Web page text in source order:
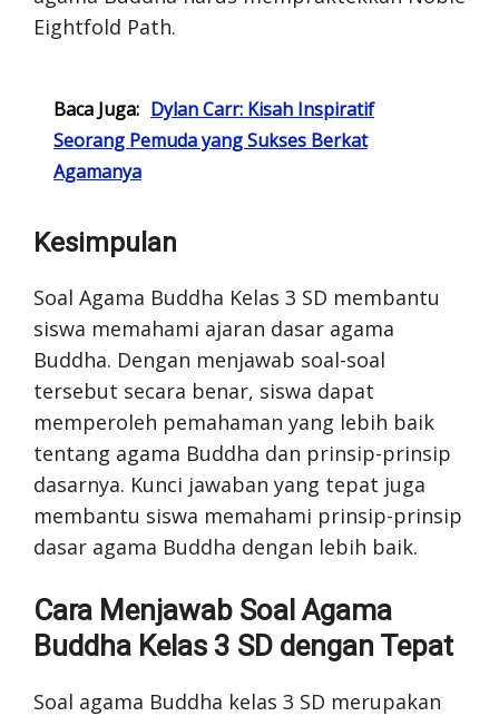
Eightfold Path.
Baca Juga: Dylan Carr: Kisah Inspiratif
Seorang Pemuda yang Sukses Berkat
Agamanya
Kesimpulan
Soal Agama Buddha Kelas 3 SD membantu
siswa memahami ajaran dasar agama
Buddha. Dengan menjawab soal-soal
tersebut secara benar, siswa dapat
memperoleh pemahaman yang lebih baik
tentang agama Buddha dan prinsip-prinsip
dasarnya. Kunci jawaban yang tepat juga
membantu siswa memahami prinsip-prinsip
dasar agama Buddha dengan lebih baik.
Cara Menjawab Soal Agama
Buddha Kelas 3 SD dengan Tepat
Soal agama Buddha kelas 3 SD merupakan